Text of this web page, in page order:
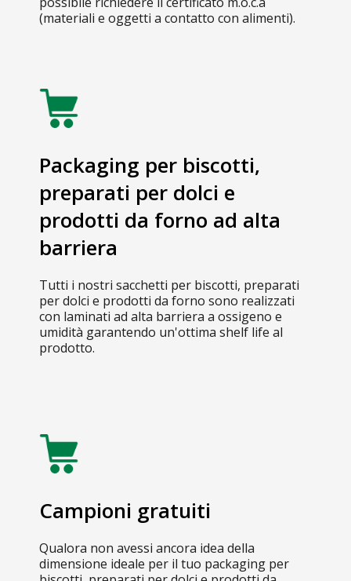
(materiali e oggetti a contatto con alimenti).
Packaging per biscotti,
preparati per dolci e
prodotti da forno ad alta
barriera
Tutti i nostri sacchetti per biscotti, preparati
per dolci e prodotti da forno sono realizzati
con laminati ad alta barriera a ossigeno e
umidità garantendo un'ottima shelf life al
prodotto.
Campioni gratuiti
Qualora non avessi ancora idea della
dimensione ideale per il tuo packaging per